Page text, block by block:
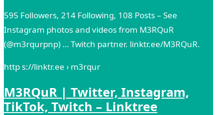
595 Followers, 214 Following, 108 Posts – See
Instagram photos and videos from M3RQuR
(@m3rqurpnp) … Twitch partner. linktr.ee/M3RQuR.
http s://linktr.ee › m3rqur
M3RQuR | Twitter, Instagram,
TikTok, Twitch – Linktree